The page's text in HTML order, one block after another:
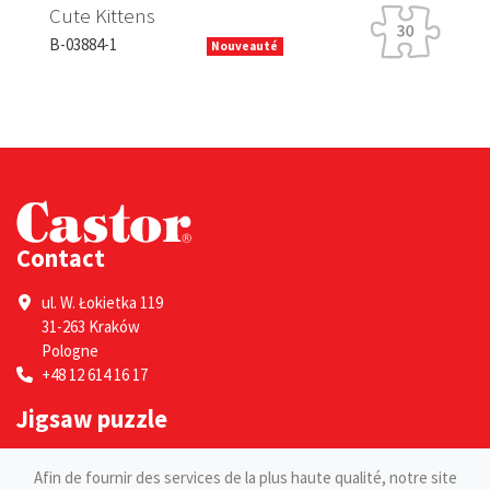
Cute Kittens
B-03884-1 Nouveauté
Contact
ul. W. Łokietka 119
31-263 Kraków
Pologne
+48 12 614 16 17
Jigsaw puzzle
Afin de fournir des services de la plus haute qualité, notre site